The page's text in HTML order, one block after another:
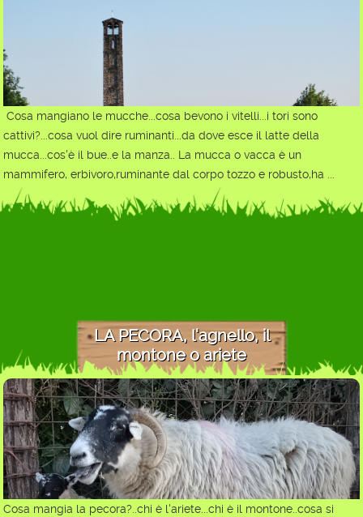
Cosa mangiano le mucche...cosa bevono i vitelli...i tori sono
cattivi?...cosa vuol dire ruminanti...da dove esce il latte della
mucca...cos'è il bue..e la manza.. La mucca o vacca è un
mammifero, erbivoro,ruminante dal corpo tozzo e robusto,ha ...
LA PECORA, l'agnello, il
montone o ariete
Cosa mangia la pecora?..chi è l'ariete...chi è il montone..cosa si